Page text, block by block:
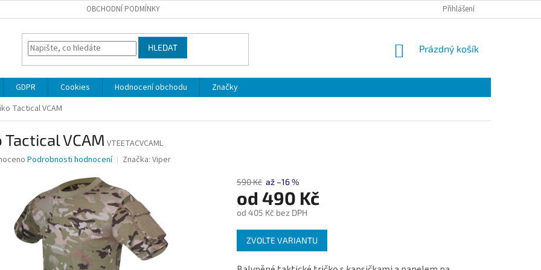
OBCHODNÍ PODMÍNKY Přihlášení
HLEDAT
NÁKUPNÍ
Prázdný košík
GDPR Cookies Hodnocení obchodu
Značky
Tactical VCAM
VCAM VTEETACVCAML
Podrobnosti hodnocení Značka: Viper
590 Kč až –16 %
od 490 Kč
od 405 Kčbez DPH
Měrná
cena:
ZVOLTE VARIANTU